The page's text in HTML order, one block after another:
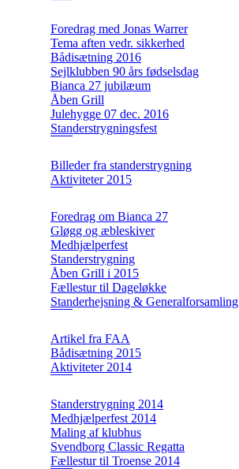
Foredrag med Jonas Warrer
Tema aften vedr. sikkerhed
Bådisætning 2016
Sejlklubben 90 års fødselsdag
Bianca 27 jubilæum
Åben Grill
Julehygge 07 dec. 2016
Standerstrygningsfest
Billeder fra standerstrygning
Aktiviteter 2015
Foredrag om Bianca 27
Gløgg og æbleskiver
Medhjælperfest
Standerstrygning
Åben Grill i 2015
Fællestur til Dageløkke
Standerhejsning & Generalforsamling
Artikel fra FAA
Bådisætning 2015
Aktiviteter 2014
Standerstrygning 2014
Medhjælperfest 2014
Maling af klubhus
Svendborg Classic Regatta
Fællestur til Troense 2014